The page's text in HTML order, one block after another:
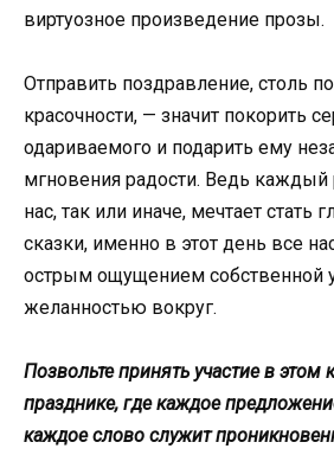
виртуозное произведение прозы.
Отправить поздравление, столь
красочности, — значит покорить
одариваемого и подарить ему
мгновения радости. Ведь каждый
нас, так или иначе, мечтает стать
сказки, именно в этот день все
острым ощущением собственной
желанностью вокруг.
Позвольте принять участие в этом
празднике, где каждое
каждое слово служит